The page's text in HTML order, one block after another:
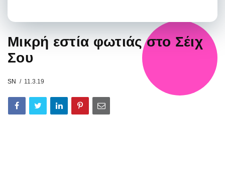
Μικρή εστία φωτιάς στο Σέιχ
Σου
SN 11.3.19